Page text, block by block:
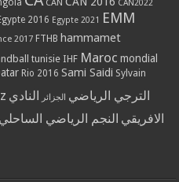
CAN CAN2022
2016 Egypte 2021 EMM
2017 FTHB hammamet
tunisie IHF Maroc mondial
Rio 2016 Sami Saidi Sylvain
الترجي الرياضي الجزائر النادي
الافريقي النجم الرياضي الساحلي